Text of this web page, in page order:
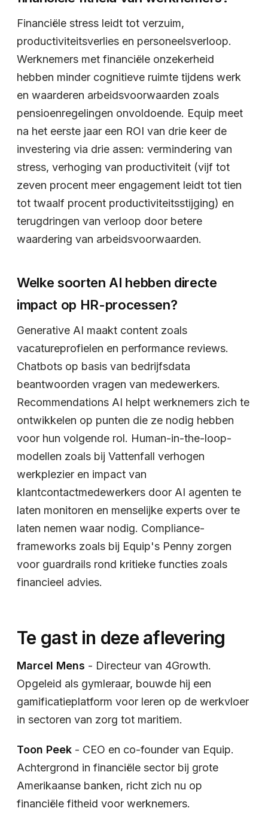
Financiële stress leidt tot verzuim,
productiviteitsverlies en personeelsverloop.
Werknemers met financiële onzekerheid
hebben minder cognitieve ruimte tijdens werk
en waarderen arbeidsvoorwaarden zoals
pensioenregelingen onvoldoende. Equip meet
na het eerste jaar een ROI van drie keer de
investering via drie assen: vermindering van
stress, verhoging van productiviteit (vijf tot
zeven procent meer engagement leidt tot tien
tot twaalf procent productiviteitsstijging) en
terugdringen van verloop door betere
waardering van arbeidsvoorwaarden.
Welke soorten AI hebben directe
impact op HR-processen?
Generative AI maakt content zoals
vacatureprofielen en performance reviews.
Chatbots op basis van bedrijfsdata
beantwoorden vragen van medewerkers.
Recommendations AI helpt werknemers zich te
ontwikkelen op punten die ze nodig hebben
voor hun volgende rol. Human-in-the-loop-
modellen zoals bij Vattenfall verhogen
werkplezier en impact van
klantcontactmedewerkers door AI agenten te
laten monitoren en menselijke experts over te
laten nemen waar nodig. Compliance-
frameworks zoals bij Equip's Penny zorgen
voor guardrails rond kritieke functies zoals
financieel advies.
Te gast in deze aflevering
Marcel Mens - Directeur van 4Growth.
Opgeleid als gymleraar, bouwde hij een
gamificatieplatform voor leren op de werkvloer
in sectoren van zorg tot maritiem.
Toon Peek - CEO en co-founder van Equip.
Achtergrond in financiële sector bij grote
Amerikaanse banken, richt zich nu op
financiële fitheid voor werknemers.